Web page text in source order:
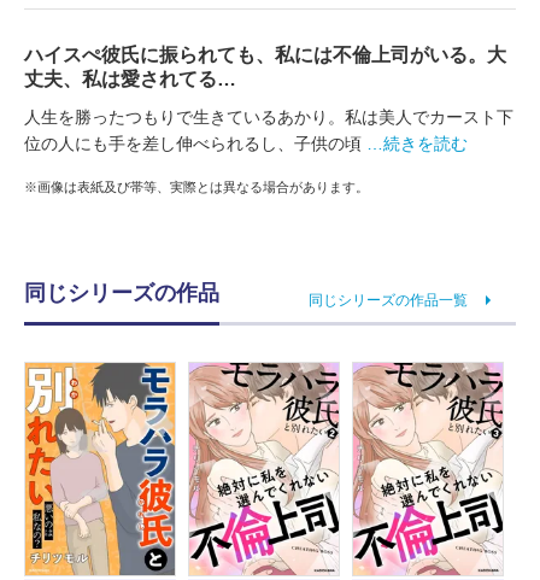
ハイスぺ彼氏に振られても、私には不倫上司がいる。大
丈夫、私は愛されてる…
人生を勝ったつもりで生きているあかり。私は美人でカースト下
位の人にも手を差し伸べられるし、子供の頃
…続きを読む
※画像は表紙及び帯等、実際とは異なる場合があります。
同じシリーズの作品 同じシリーズの作品一覧